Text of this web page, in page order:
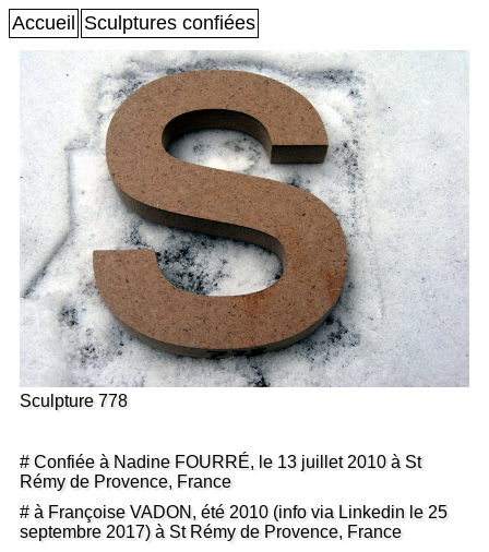
Accueil Sculptures confiées
Sculpture 778
# Confiée à Nadine FOURRÉ, le 13 juillet 2010 à St
Rémy de Provence, France
# à Françoise VADON, été 2010 (info via Linkedin le 25
septembre 2017) à St Rémy de Provence, France